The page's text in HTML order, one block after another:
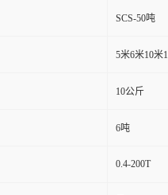
SCS-50吨
5米6米10米
10公斤
6吨
0.4-200T